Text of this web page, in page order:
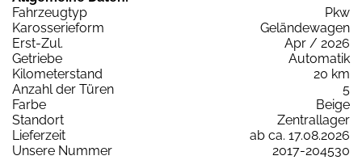
Fahrzeugtyp
Pkw
Karosserieform
Geländewagen
Erst-Zul.
Apr / 2026
Getriebe
Automatik
Kilometerstand
20 km
Anzahl der Türen
5
Farbe
Beige
Standort
Zentrallager
Lieferzeit
ab ca. 17.08.2026
Unsere Nummer
2017-204530